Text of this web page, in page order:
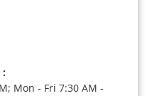
Mon - Fri 7:30 AM -